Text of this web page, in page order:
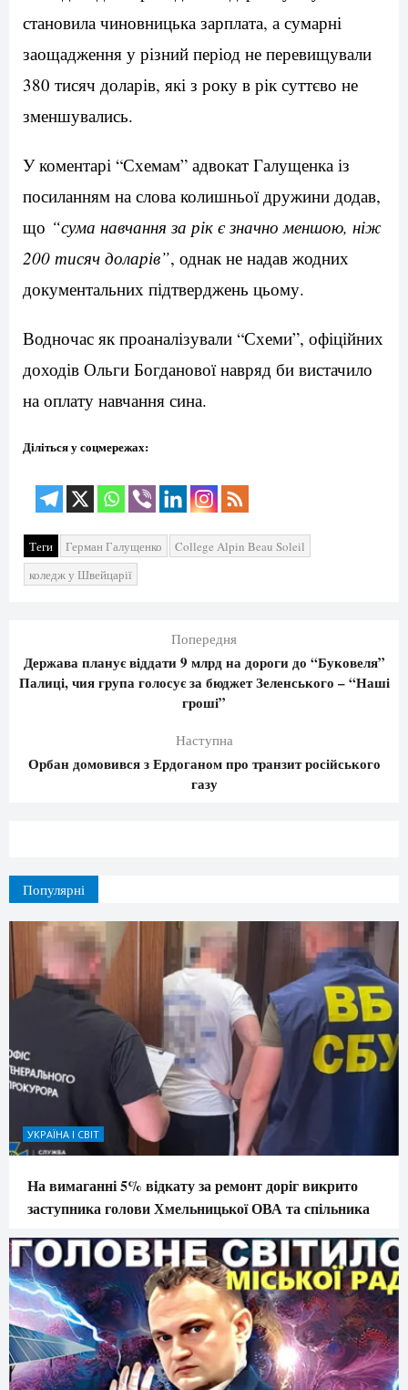
становила чиновницька зарплата, а сумарні
заощадження у різний період не перевищували
380 тисяч доларів, які з року в рік суттєво не
зменшувались.
У коментарі “Схемам” адвокат Галущенка із
посиланням на слова колишньої дружини додав,
що “сума навчання за рік є значно меншою, ніж
200 тисяч доларів”, однак не надав жодних
документальних підтверджень цьому.
Водночас як проаналізували “Схеми”, офіційних
доходів Ольги Богданової навряд би вистачило
на оплату навчання сина.
Діліться у соцмережах:
Теги Герман Галущенко
College Alpin Beau Soleil
коледж у Швейцарії
Попередня
Держава планує віддати 9 млрд на дороги до “Буковеля”
Палиці, чия група голосує за бюджет Зеленського – “Наші
гроші”
Наступна
Орбан домовився з Ердоганом про транзит російського
газу
Популярні
УКРАЇНА І СВІТ
На вимаганні 5% відкату за ремонт доріг викрито
заступника голови Хмельницької ОВА та спільника